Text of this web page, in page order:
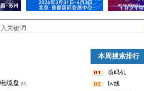
电缆盘 (0)
本周搜索排行
喷码机
bv线